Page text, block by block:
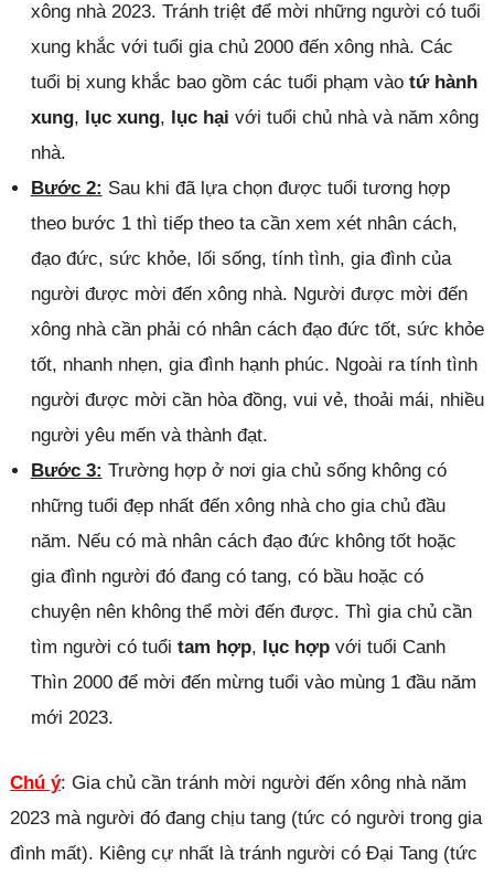
xông nhà 2023. Tránh triệt để mời những người có tuổi
xung khắc với tuổi gia chủ 2000 đến xông nhà. Các
tuổi bị xung khắc bao gồm các tuổi phạm vào tứ hành
xung, lục xung, lục hại với tuổi chủ nhà và năm xông
nhà.
Bước 2: Sau khi đã lựa chọn được tuổi tương hợp
theo bước 1 thì tiếp theo ta cần xem xét nhân cách,
đạo đức, sức khỏe, lối sống, tính tình, gia đình của
người được mời đến xông nhà. Người được mời đến
xông nhà cần phải có nhân cách đạo đức tốt, sức khỏe
tốt, nhanh nhẹn, gia đình hạnh phúc. Ngoài ra tính tình
người được mời cần hòa đồng, vui vẻ, thoải mái, nhiều
người yêu mến và thành đạt.
Bước 3: Trường hợp ở nơi gia chủ sống không có
những tuổi đẹp nhất đến xông nhà cho gia chủ đầu
năm. Nếu có mà nhân cách đạo đức không tốt hoặc
gia đình người đó đang có tang, có bầu hoặc có
chuyện nên không thể mời đến được. Thì gia chủ cần
tìm người có tuổi tam hợp, lục hợpvới tuổi Canh
Thìn 2000 để mời đến mừng tuổi vào mùng 1 đầu năm
mới 2023.
Chú ý: Gia chủ cần tránh mời người đến xông nhà năm
2023 mà người đó đang chịu tang (tức có người trong gia
đình mất). Kiêng cự nhất là tránh người có Đại Tang (tức